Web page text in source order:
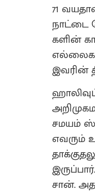
71
நாட்டை
களின்
இவரின்
சமயம்
எவரும்
சான்.